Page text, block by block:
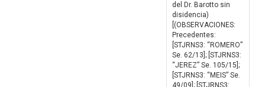
del Dr. Barotto sin
disidencia)
[(OBSERVACIONES:
Precedentes:
[STJRNS3: “ROMERO”
Se. 62/13]; [STJRNS3:
“JEREZ” Se. 105/15];
[STJRNS3: “MEIS” Se.